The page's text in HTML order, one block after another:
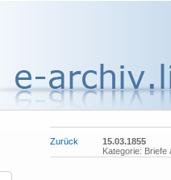
Zurück
15.03.1855
Kategorie: